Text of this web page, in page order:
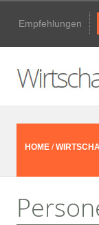
Empfehlungen
HOME /